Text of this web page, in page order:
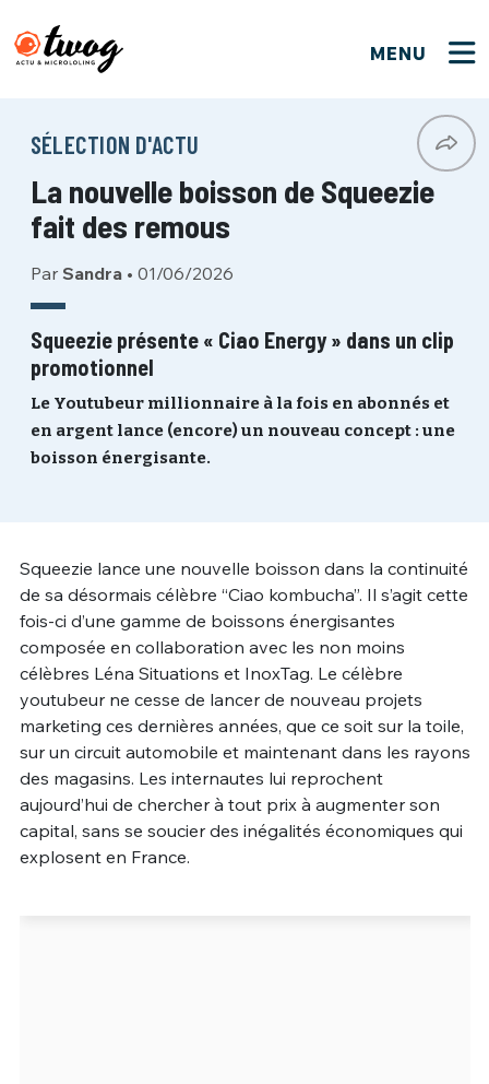
MENU
SÉLECTION D'ACTU
La nouvelle boisson de Squeezie
fait des remous
Par Sandra • 01/06/2026
Squeezie présente « Ciao Energy » dans un clip
promotionnel
Le Youtubeur millionnaire à la fois en abonnés et
en argent lance (encore) un nouveau concept : une
boisson énergisante.
Squeezie lance une nouvelle boisson dans la continuité
de sa désormais célèbre “Ciao kombucha”. Il s’agit cette
fois-ci d’une gamme de boissons énergisantes
composée en collaboration avec les non moins
célèbres Léna Situations et InoxTag. Le célèbre
youtubeur ne cesse de lancer de nouveau projets
marketing ces dernières années, que ce soit sur la toile,
sur un circuit automobile et maintenant dans les rayons
des magasins. Les internautes lui reprochent
aujourd’hui de chercher à tout prix à augmenter son
capital, sans se soucier des inégalités économiques qui
explosent en France.
Bienvenue !
PSEUDO*
EMAIL*
PASSWORD
Connexion
PSEUDO
VOTRE PARTICIPATION
Que souhaitez-vous proposer ?
Quelques tweets
C'EST PARTI
Ma propre sélection
M'INSCRIRE
ME CONNECTER
C'EST PARTI